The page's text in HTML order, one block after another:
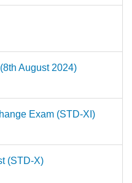
August 2024)
Exam (STD-XI)
(STD-X)